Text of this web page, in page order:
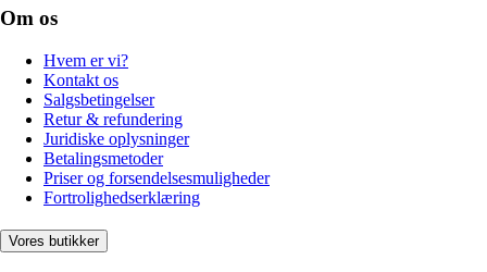
Om os
Hvem er vi?
Kontakt os
Salgsbetingelser
Retur & refundering
Juridiske oplysninger
Betalingsmetoder
Priser og forsendelsesmuligheder
Fortrolighedserklæring
Vores butikker